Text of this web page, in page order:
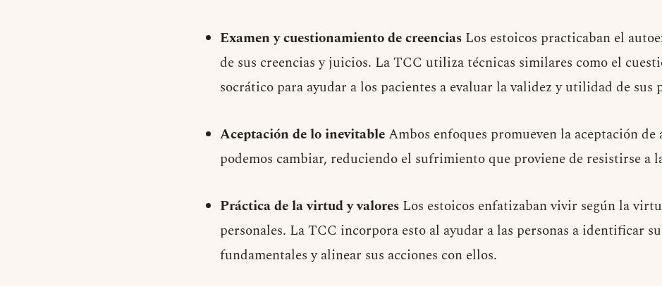
Examen y cuestionamiento de creencias Los estoicos practicaban el
de sus creencias y juicios. La TCC utiliza técnicas similares como el
socrático para ayudar a los pacientes a evaluar la validez y utilidad de sus
Aceptación de lo inevitableAmbos enfoques promueven la aceptación
podemos cambiar, reduciendo el sufrimiento que proviene de resistirse a
Práctica de la virtud y valores Los estoicos enfatizaban vivir según la
personales. La TCC incorpora esto al ayudar a las personas a identificar
fundamentales y alinear sus acciones con ellos.